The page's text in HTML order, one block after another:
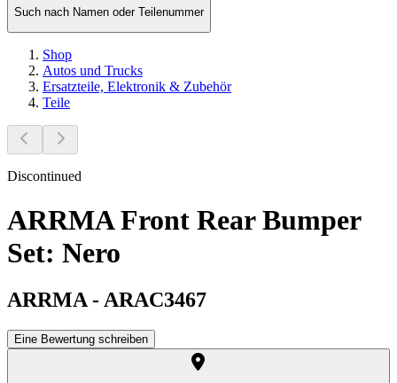
Such nach Namen oder Teilenummer
Shop
Autos und Trucks
Ersatzteile, Elektronik & Zubehör
Teile
Discontinued
ARRMA Front Rear Bumper
Set: Nero
ARRMA - ARAC3467
Eine Bewertung schreiben